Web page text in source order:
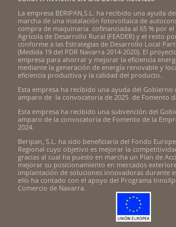
La empresa BERIPAN,S.L. ha recibido una ayuda
marcha de una instalación fotovoltaica de
compra de maquinaria cofinanciada al 65 % por
Agrícola de Desarrollo Rural (FEADER) y el resto
conforme a las Estrategias de Desarrollo Local
(Medida 19 del PDR Navarra 2014-2020). El
empresa para ahorrar y mejorar la eficiencia
mediante la generación de energía renovable y
eficiencia productiva y la calidad del producto.
Esta empresa ha recibido una ayuda del
amparo de la convocatoria de 2025 de Fomento
Esta empresa ha recibido una subvención del
amparo de la convocatoria de Fomento de la
2024.
Beripan, S.L. ha sido beneficiaria del Fondo
Regional cuyo objetivo es mejorar la
gracias al cual ha puesto en marcha un Plan de
mejorar su posicionamiento en mercados
implantación de soluciones innovadoras durante
ello ha contado con el apoyo del Programa
Comercio de Navarra.